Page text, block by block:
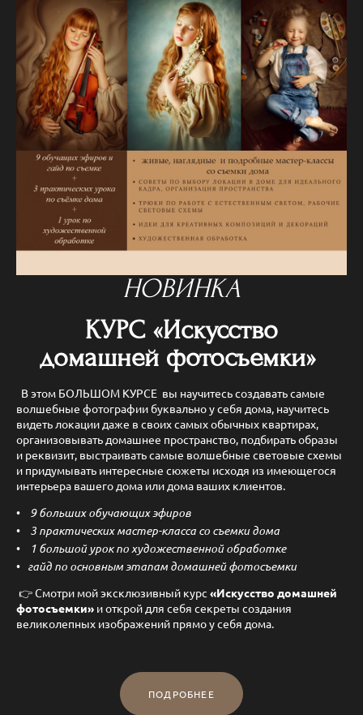
НОВИНКА
КУРС «Искусство
домашней фотосъемки»
В этом БОЛЬШОМ КУРСЕ вы научитесь создавать самые
волшебные фотографии буквально у себя дома, научитесь
видеть локации даже в своих самых обычных квартирах,
организовывать домашнее пространство, подбирать образы
и реквизит, выстраивать самые волшебные световые схемы
и придумывать интересные сюжеты исходя из имеющегося
интерьера вашего дома или дома ваших клиентов.
9 больших обучающих эфиров
3 практических мастер-класса со съемки дома
1 большой урок по художественной обработке
гайд по основным этапам домашней фотосъемки
👉 Смотри мой эксклюзивный курс «Искусство домашней
фотосъемки» и открой для себя секреты создания
великолепных изображений прямо у себя дома.
ПОДРОБНЕЕ